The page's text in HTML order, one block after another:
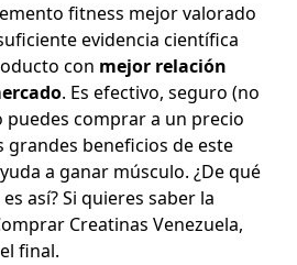
fitness mejor valorado
evidencia científica
con mejor relación
. Es efectivo, seguro (no
puedes comprar a un precio
grandes beneficios de este
a ganar músculo. ¿De qué
así? Si quieres saber la
Creatinas Venezuela,
final.